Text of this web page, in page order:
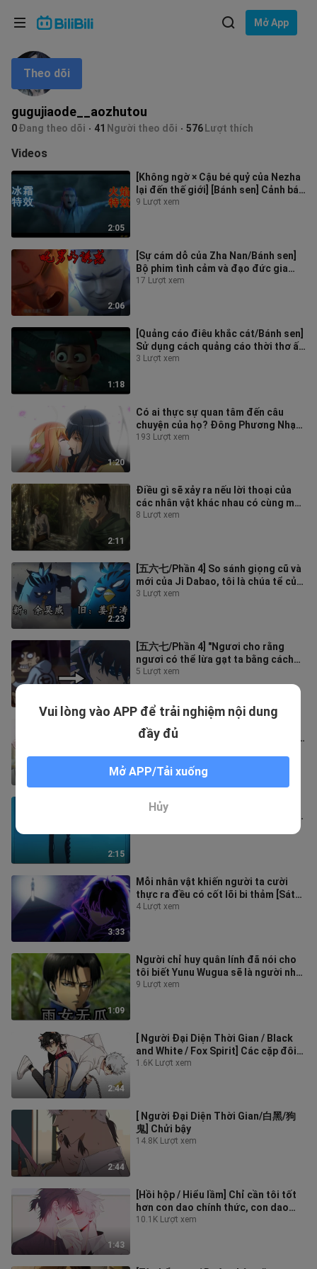
Mở App
gugujiaode__aozhutou
0Đang theo dõi 41 Người theo dõi 576 Lượt thích
Theo dõi
Videos
2:05
[Không ngờ × Cậu bé quỷ của Nezha
lại đến thế giới] [Bánh sen] Cảnh báo
điêu khắc cát chương võ thuậ
9 Lượt xem
2:06
[Sự cám dỗ của Zha Nan/Bánh sen]
Bộ phim tình cảm và đạo đức gia
đình hay nhất trong năm
17 Lượt xem
1:18
[Quảng cáo điêu khắc cát/Bánh sen]
Sử dụng cách quảng cáo thời thơ ấu
để mở "Nezha: Cậu bé ác quỷ đế
3 Lượt xem
1:20
Có ai thực sự quan tâm đến câu
chuyện của họ? Đông Phương Nhạc
sẽ không gả cho công chúa Ma
193 Lượt xem
2:11
Điều gì sẽ xảy ra nếu lời thoại của
các nhân vật khác nhau có cùng một
diễn viên lồng tiếng được hoá
8 Lượt xem
2:23
[五六七/Phần 4] So sánh giọng cũ và
mới của Ji Dabao, tôi là chúa tể của
gei
3 Lượt xem
[五六七/Phần 4] "Ngươi cho rằng
ngươi có thể lừa gạt ta bằng cách
giả làm một người đàn ông xấu xí
sao?
5 Lượt xem
3:05
"Tôi đã tìm kiếm tung tích của bạn
trong thế giới thịnh vượng ba ngàn,
2:15
[Wu Liuqi/Season 4] So sánh giọng
cũ và giọng mới của Qingfeng, pháp
3:33
Mỗi nhân vật khiến người ta cười
thực ra đều có cốt lõi bi thảm [Sát
thủ Wu Liuqi/High Burning Point
4 Lượt xem
1:09
Người chỉ huy quân lính đã nói cho
tôi biết Yunu Wugua sẽ là người như
thế nào [Balala Xiaomoxian ×
9 Lượt xem
2:44
[ Người Đại Diện Thời Gian / Black
and White / Fox Spirit] Các cặp đôi
đang chơi
1.6K Lượt xem
2:44
[ Người Đại Diện Thời Gian/白黑/狗
鬼] Chửi bậy
14.8K Lượt xem
1:43
[Hồi hộp / Hiểu lầm] Chỉ cần tôi tốt
hơn con dao chính thức, con dao
chính thức sẽ không chạm tới tôi!
10.1K Lượt xem
Ngôn ngữ: Tiếng Việt
Lựa chọn ngôn ngữ
English
ภาษาไทย
Tiếng Việt
Bahasa Melayu
Vui lòng vào APP để trải nghiệm nội dung
đầy đủ
Mở APP/Tải xuống
Hủy